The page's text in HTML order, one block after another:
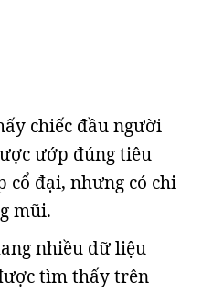
chiếc đầu người
ướp đúng tiêu
cổ đại, nhưng có chi
mũi.
nhiều dữ liệu
tìm thấy trên